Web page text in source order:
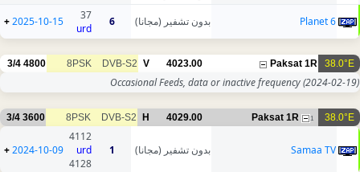
Planet 6
بدون تشفير (مجانا) 6
37
urd
2025-10-15
+
38.0°E
Paksat 1R
4023.00
V
DVB-S2
8PSK
4800
3/4
Occasional Feeds, data or inactive frequency(2024-02-19)
38.0°E
Paksat 1R 1
4029.00
H
DVB-S2
8PSK
3600
3/4
Samaa TV بدون تشفير (مجانا) 1
4112
urd
4128
2024-10-09
+